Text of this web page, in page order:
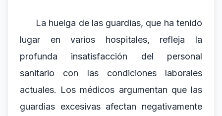
La huelga de las guardias, que ha tenido
lugar en varios hospitales, refleja la
profunda insatisfacción del personal
sanitario con las condiciones laborales
actuales. Los médicos argumentan que las
guardias excesivas afectan negativamente